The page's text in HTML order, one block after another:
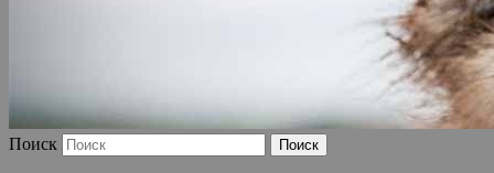
Поиск